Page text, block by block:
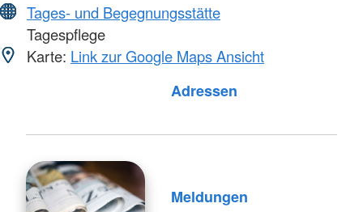
Tages- und Begegnungsstätte
Tagespflege
Karte: Link zur Google Maps Ansicht
Adressen
Meldungen